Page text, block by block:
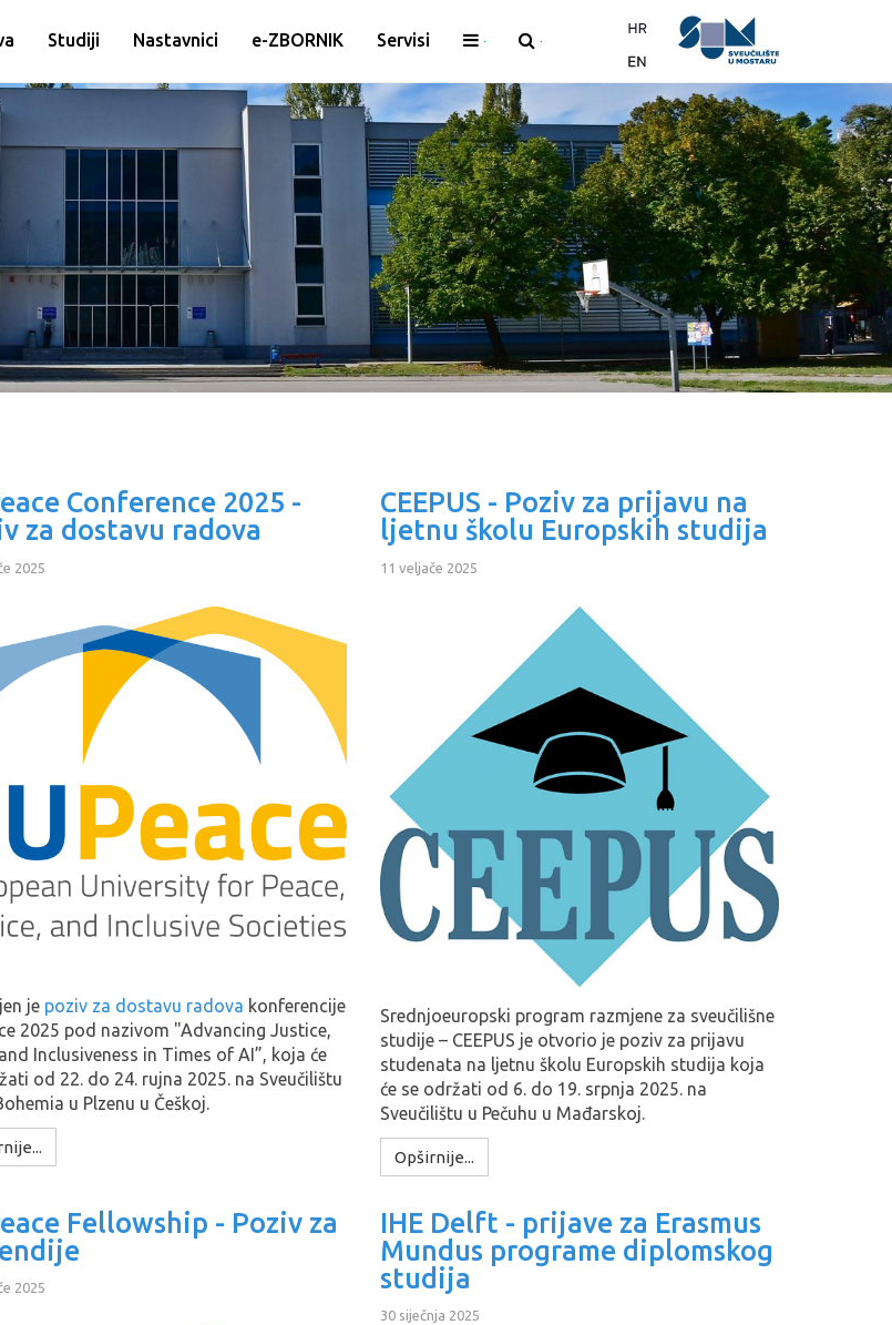
Studiji Nastavnici e-ZBORNIK Servisi
Conference 2025 -
za dostavu radova
2025
je poziv za dostavu radova konferencije
2025 pod nazivom "Advancing Justice,
Inclusiveness in Times of AI”, koja će
od 22. do 24. rujna 2025. na Sveučilištu
u Plzenu u Češkoj.
CEEPUS - Poziv za prijavu na
ljetnu školu Europskih studija
11 veljače 2025
Srednjoeuropski program razmjene za sveučilišne
studije – CEEPUS je otvorio je poziv za prijavu
studenata na ljetnu školu Europskih studija koja
će se održati od 6. do 19. srpnja 2025. na
Sveučilištu u Pečuhu u Mađarskoj.
Opširnije...
Fellowship - Poziv za
2025
IHE Delft - prijave za Erasmus
Mundus programe diplomskog
studija
30 siječnja 2025